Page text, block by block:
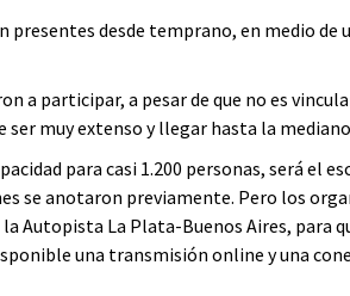
presentes desde temprano, en medio
a participar, a pesar de que no es
ser muy extenso y llegar hasta la
para casi 1.200 personas, será el
se anotaron previamente. Pero los
Autopista La Plata-Buenos Aires, para
una transmisión online y una